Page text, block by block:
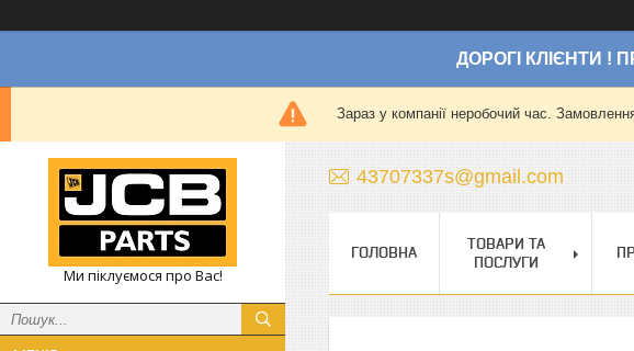
ДОРОГІ КЛІЄНТИ !
Зараз у компанії неробочий час.
Ми піклуємося про Вас!
43707337s@gmail.com
ГОЛОВНА
ТОВАРИ ТА
ПОСЛУГИ